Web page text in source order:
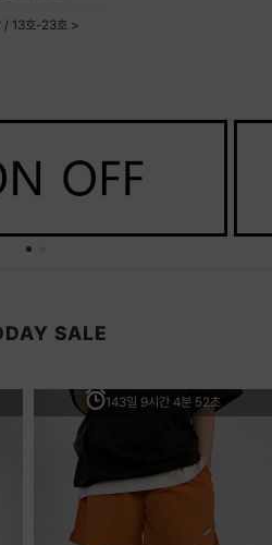
/ 13호-23호 >
SALE
143일 9시간 4분 52초